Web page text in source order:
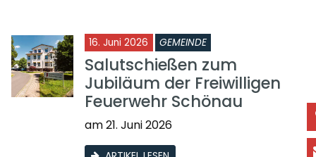
16. Juni 2026 GEMEINDE
Salutschießen zum
Jubiläum der Freiwilligen
Feuerwehr Schönau
am 21. Juni 2026